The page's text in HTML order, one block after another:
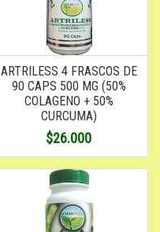
ARTRILESS 4 FRASCOS DE
90 CAPS 500 MG (50%
COLAGENO + 50%
CURCUMA)
$26.000